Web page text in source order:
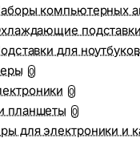
компьютерных
для ноутбуков
0
0
планшеты 0
для электроники и